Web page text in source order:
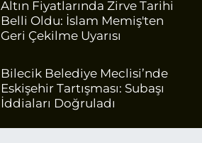
Altın Fiyatlarında Zirve Tarihi
Belli Oldu: İslam Memiş'ten
Geri Çekilme Uyarısı
Bilecik Belediye Meclisi’nde
Eskişehir Tartışması: Subaşı
İddiaları Doğruladı